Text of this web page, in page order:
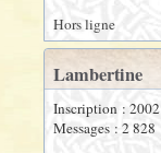
Hors ligne
Lambertine
Inscription : 2002
Messages : 2 828